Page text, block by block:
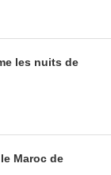
les nuits de
Maroc de